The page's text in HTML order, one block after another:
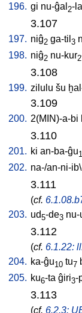
196. gi nu-ĝal 2-la
3.107
197. niĝ2 ga-til 3
198. niĝ2 nu-kur2
3.108
199. zilulu šu
3.109
200. 2(MIN)-a-bi
3.110
201. ki an-ba-ĝu
202. na-/an-ni-
3.111
(cf.
203. ud5-de3 nu-
3.112
(cf. 6.1.22:
204. ka-ĝu10 tu7
205. ku6-ta ĝiri3-
3.113
(cf. 6.2.3: